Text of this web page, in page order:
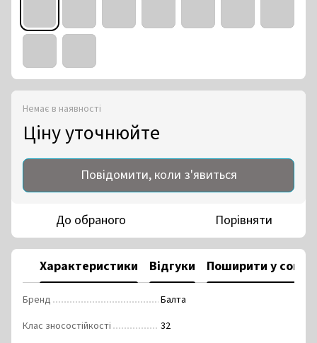
Немає в наявності
Ціну уточнюйте
Повідомити, коли з'явиться
До обраного Порівняти
Характеристики Відгуки Поширити у
Бренд
Балта
Клас зносостійкості
32